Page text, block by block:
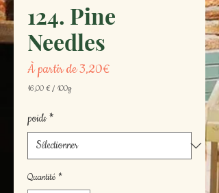
124. Pine
Needles
À partir de3,20€Prix
16,00 € / 100g
pour
100
Grammes
poids *
Quantité *